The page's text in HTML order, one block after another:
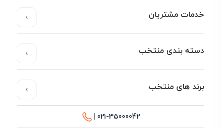
خدمات مشتریان
دسته بندی منتخب
برند های منتخب
021-35000042 |